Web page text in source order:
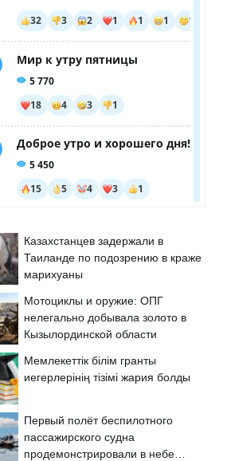
Казахстанцев задержали в
Таиланде по подозрению в краже
марихуаны
Мотоциклы и оружие: ОПГ
нелегально добывала золото в
Кызылординской области
Мемлекеттік білім гранты
иегерлерінің тізімі жария болды
Первый полёт беспилотного
пассажирского судна
продемонстрировали в небе